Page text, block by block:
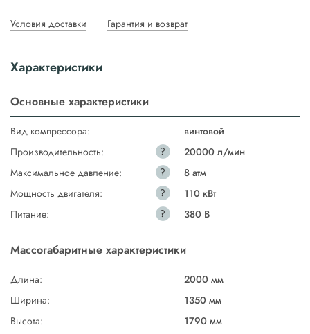
Условия доставки Гарантия и возврат
Характеристики
Основные характеристики
Вид компрессора:
винтовой
Производительность:
?
20000 л/мин
Максимальное давление:
?
8 атм
Мощность двигателя:
?
110 кВт
Питание:
? 380 В
Массогабаритные характеристики
Длина:
2000 мм
Ширина:
1350 мм
Высота:
1790 мм